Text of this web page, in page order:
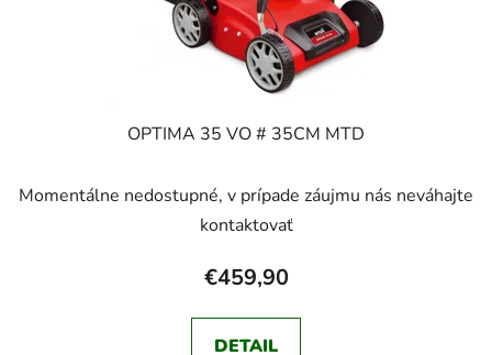
OPTIMA 35 VO # 35CM MTD
Momentálne nedostupné, v prípade záujmu nás neváhajte
kontaktovať
€459,90
DETAIL